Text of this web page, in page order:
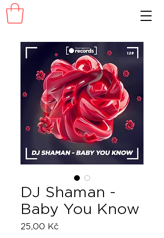
DJ Shaman -
Baby You Know
25,00 Kč